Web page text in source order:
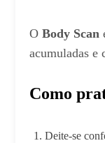
O Body Scan
acumuladas e
Como
Deite-se